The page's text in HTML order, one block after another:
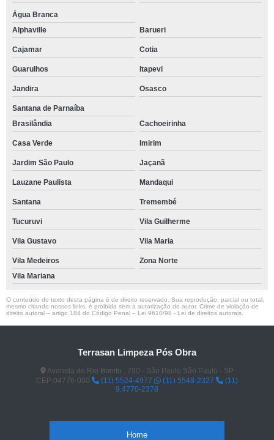
Água Branca
Alphaville
Barueri
Cajamar Cotia
Guarulhos Itapevi
Jandira Osasco
Santana de Parnaíba
Brasilândia
Cachoeirinha
Casa Verde Imirim
Jardim São Paulo Jaçanã
Lauzane Paulista Mandaqui
Santana Tremembé
Tucuruvi Vila Guilherme
Vila Gustavo Vila Maria
Vila Medeiros
Zona Norte
Vila Mariana
O conteúdo do texto desta página é de direito reservado. Sua reprodução, parcial ou total,
mesmo citando nossos links, é proibida sem a autorização do autor. Crime de violação de
direito autoral – artigo 184 do Código Penal – Lei 9610/98 - Lei de direitos autorais
Terrasan Limpeza Pós Obra
Avenida do Rio Bonito , 790 - São Paulo São Paulo - SP
CEP:04776-000
(11) 5524-4977 (11) 5548-2327
(11)
9.4770-2378
Home